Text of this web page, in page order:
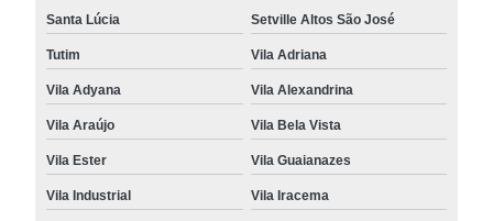
Santa Lúcia Setville Altos São José
Tutim Vila Adriana
Vila Adyana Vila Alexandrina
Vila Araújo Vila Bela Vista
Vila Ester Vila Guaianazes
Vila Industrial Vila Iracema